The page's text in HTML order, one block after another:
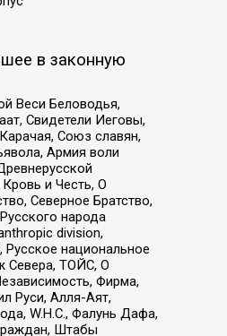
в законную
Веси Беловодья,
Свидетели Иеговы,
Союз славян,
Армия воли
и Честь, О
Северное Братство,
народа
division,
национальное
Севера, ТОЙС, О
Фирма,
Руси, Алля-Аят,
W.H.С., Фалунь Дафа,
Штабы